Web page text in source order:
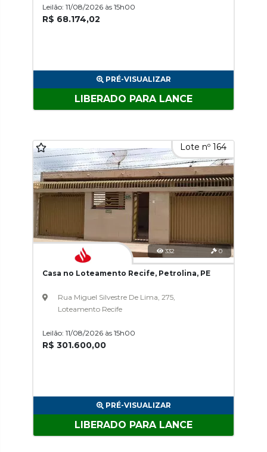
Leilão: 11/08/2026 às 15h00
R$ 68.174,02
PRÉ-VISUALIZAR
LIBERADO PARA LANCE
Lote nº 164
332 0
Casa no Loteamento Recife, Petrolina, PE
Rua Miguel Silvestre De Lima, 275,
Loteamento Recife
Leilão: 11/08/2026 às 15h00
R$ 301.600,00
PRÉ-VISUALIZAR
LIBERADO PARA LANCE